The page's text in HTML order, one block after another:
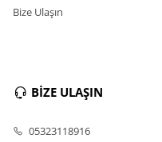
Bize Ulaşın
BİZE ULAŞIN
05323118916